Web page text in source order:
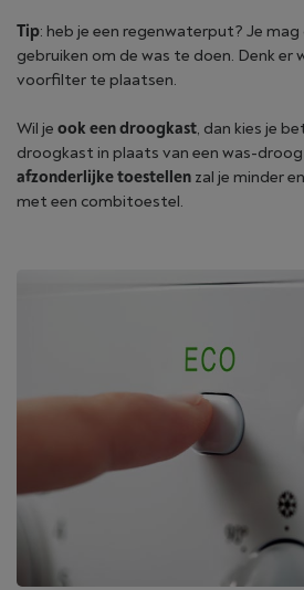
Tip: heb je een regenwaterput? Je
gebruiken om de was te doen. Denk er
voorfilter te plaatsen.
Wil je ook een droogkast, dan kies je
droogkast in plaats van een was-
afzonderlijke toestellen zal je minder
met een combitoestel.